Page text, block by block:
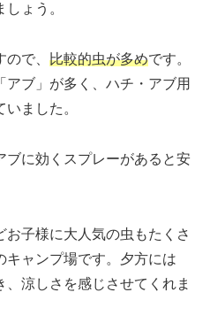
ょう。
で、 比較的虫が多めです。
ブ」が多く、ハチ・アブ用
ました。
ブに効くスプレーがあると安
お子様に大人気の虫もたくさ
キャンプ場です。夕方には
、涼しさを感じさせてくれま